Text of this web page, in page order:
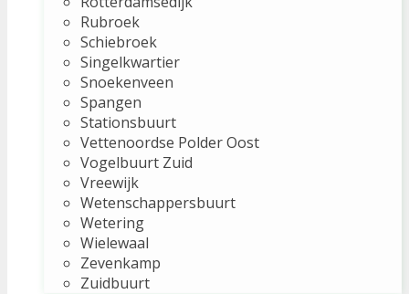
Rubroek
Schiebroek
Singelkwartier
Snoekenveen
Spangen
Stationsbuurt
Vettenoordse Polder Oost
Vogelbuurt Zuid
Vreewijk
Wetenschappersbuurt
Wetering
Wielewaal
Zevenkamp
Zuidbuurt